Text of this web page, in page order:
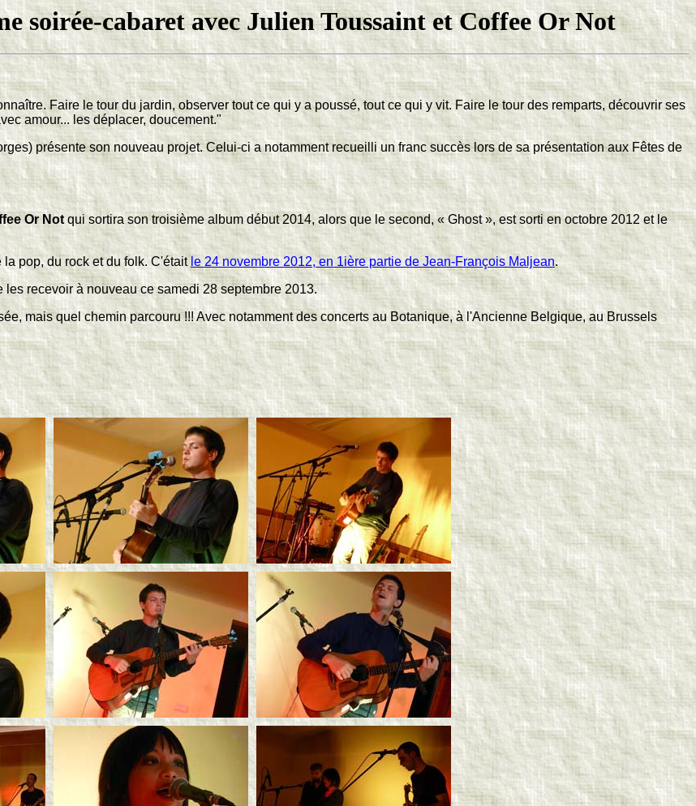
soirée-cabaret avec Julien Toussaint et Coffee Or Not
Faire le tour du jardin, observer tout ce qui y a poussé, tout ce qui y vit. Faire le tour des remparts, découvrir ses
amour... les déplacer, doucement."
présente son nouveau projet. Celui-ci a notamment recueilli un franc succès lors de sa présentation aux Fêtes de
Or Not qui sortira son troisième album début 2014, alors que le second, « Ghost », est sorti en octobre 2012 et le
pop, du rock et du folk. C'était le 24 novembre 2012, en 1ière partie de Jean-François Maljean.
recevoir à nouveau ce samedi 28 septembre 2013.
mais quel chemin parcouru !!! Avec notamment des concerts au Botanique, à l'Ancienne Belgique, au Brussels